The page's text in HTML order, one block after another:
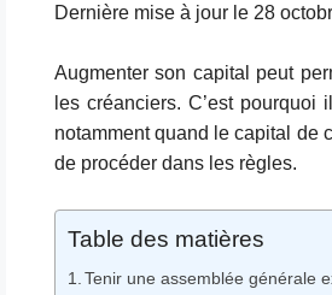
Dernière mise à jour le 28
Augmenter son capital peut
les créanciers. C’est
notamment quand le capital de
de procéder dans les règles.
Table des matières
Tenir une assemblée générale